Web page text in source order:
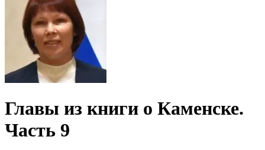
Главы из книги о Каменске.
Часть 9